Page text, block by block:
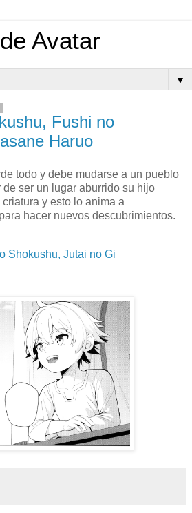
Avatar
▼
Fushi no
Haruo
todo y debe mudarse a un pueblo
ser un lugar aburrido su hijo
y esto lo anima a
hacer nuevos descubrimientos.
Shokushu, Jutai no Gi